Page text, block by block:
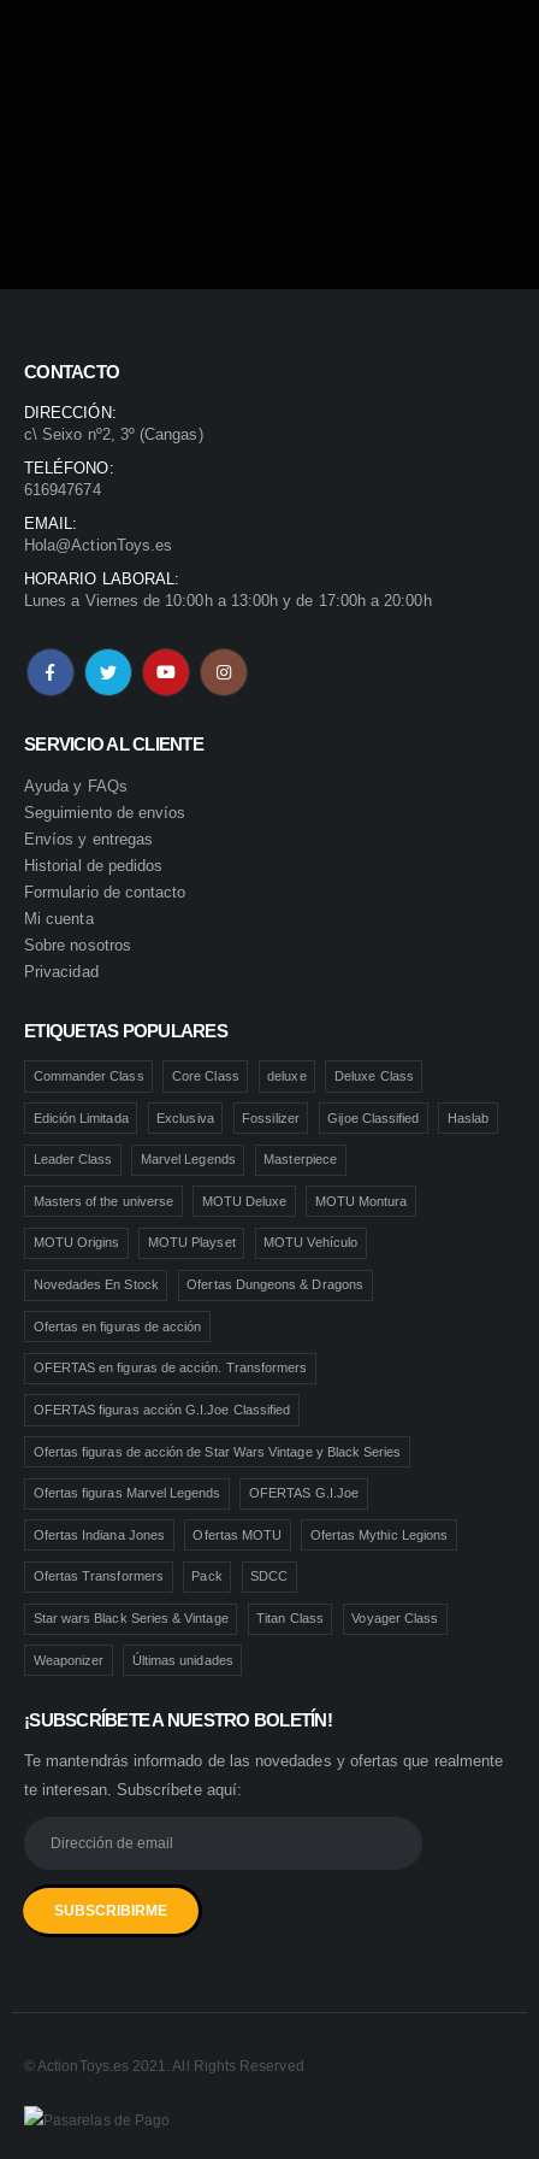
CONTACTO
DIRECCIÓN:
c\ Seixo nº2, 3º (Cangas)
TELÉFONO:
616947674
EMAIL:
Hola@ActionToys.es
HORARIO LABORAL:
Lunes a Viernes de 10:00h a 13:00h y de 17:00h a 20:00h
SERVICIO AL CLIENTE
Ayuda y FAQs
Seguimiento de envíos
Envíos y entregas
Historial de pedidos
Formulario de contacto
Mi cuenta
Sobre nosotros
Privacidad
ETIQUETAS POPULARES
Commander Class Core Class deluxe Deluxe Class
Edición Limitada Exclusiva Fossilizer Gijoe Classified Haslab
Leader Class Marvel Legends Masterpiece
Masters of the universe MOTU Deluxe MOTU Montura
MOTU Origins MOTU Playset MOTU Vehículo
Novedades En Stock Ofertas Dungeons & Dragons
Ofertas en figuras de acción
OFERTAS en figuras de acción. Transformers
OFERTAS figuras acción G.I.Joe Classified
Ofertas figuras de acción de Star Wars Vintage y Black Series
Ofertas figuras Marvel Legends OFERTAS G.I.Joe
Ofertas Indiana Jones Ofertas MOTU Ofertas Mythic Legions
Ofertas Transformers Pack SDCC
Star wars Black Series & Vintage Titan Class Voyager Class
Weaponizer Últimas unidades
¡SUBSCRÍBETE A NUESTRO BOLETÍN!
Te mantendrás informado de las novedades y ofertas que realmente
te interesan. Subscríbete aquí:
© ActionToys.es 2021. All Rights Reserved